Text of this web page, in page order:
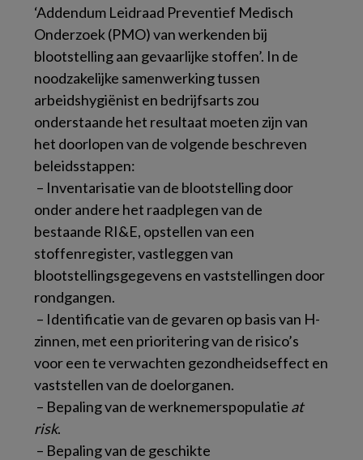
‘Addendum Leidraad Preventief Medisch
Onderzoek (PMO) van werkenden bij
blootstelling aan gevaarlijke stoffen’. In de
noodzakelijke samenwerking tussen
arbeidshygiënist en bedrijfsarts zou
onderstaande het resultaat moeten zijn van
het doorlopen van de volgende beschreven
beleidsstappen:
­ – Inventarisatie van de blootstelling door
onder andere het raadplegen van de
bestaande RI&E, opstellen van een
stoffenregister, vastleggen van
blootstellingsgegevens en vaststellingen door
rondgangen.
­ – Identificatie van de gevaren op basis van H-
zinnen, met een prioritering van de risico’s
voor een te verwachten gezondheidseffect en
vaststellen van de doelorganen.
­ – Bepaling van de werknemerspopulatie at
risk.
­ – Bepaling van de geschikte